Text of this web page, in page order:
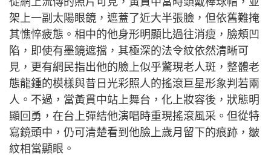
架上一副太陽眼鏡，遮蓋了近大半張臉，但依舊難掩
其憔悴疲態。相中的他身形明顯比過往消瘦，臉頰凹
陷，即使有墨鏡遮擋，其極深的法令紋依然清晰可
見，更有網民指出他的臉上似乎驚現老人斑，整體老
態龍鍾的模樣與昔日光彩照人的搖滾巨星形象判若兩
人。不過，當黃貫中站上舞台，化上妝容後，狀態明
顯回勇，在台上彈結他演唱時重現搖滾風采。但從特
寫鏡頭中，仍可清楚看到他臉上歲月留下的痕跡，皺
紋相當顯眼。